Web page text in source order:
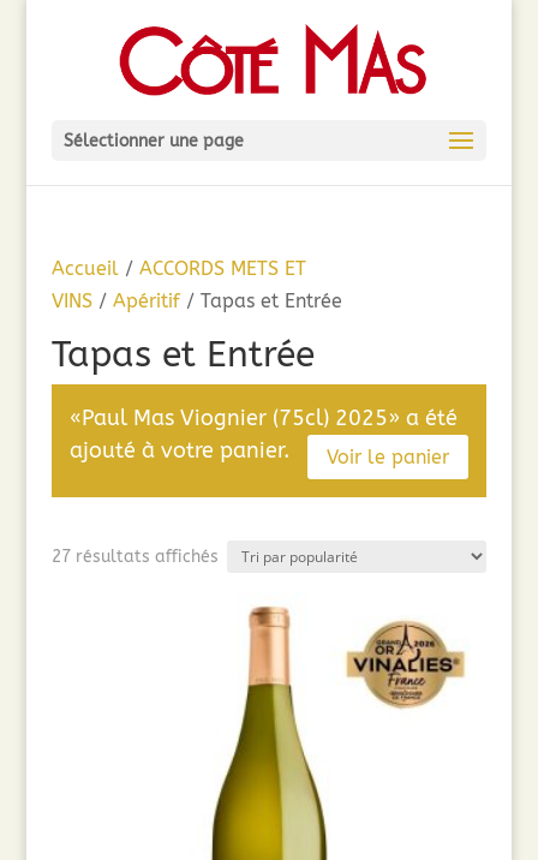
Sélectionner une page
Accueil/ ACCORDS METS ET
VINS/ Apéritif/ Tapas et Entrée
Tapas et Entrée
«Paul Mas Viognier (75cl) 2025» a été
ajouté à votre panier.
Voir le panier
27 résultats affichésTrié
popularité